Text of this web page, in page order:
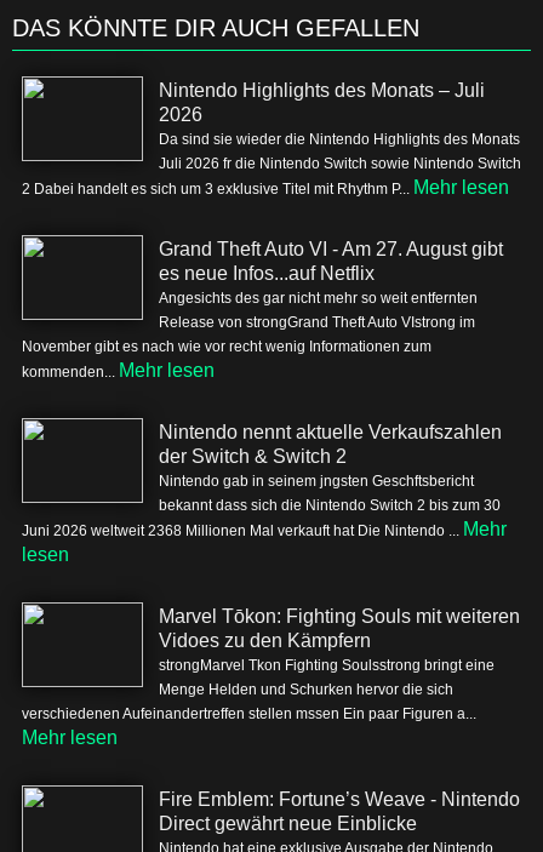
DAS KÖNNTE DIR AUCH GEFALLEN
Nintendo Highlights des Monats – Juli
2026
Da sind sie wieder die Nintendo Highlights des Monats
Juli 2026 fr die Nintendo Switch sowie Nintendo Switch
2 Dabei handelt es sich um 3 exklusive Titel mit Rhythm P... Mehr lesen
Grand Theft Auto VI - Am 27. August gibt
es neue Infos...auf Netflix
Angesichts des gar nicht mehr so weit entfernten
Release von strongGrand Theft Auto VIstrong im
November gibt es nach wie vor recht wenig Informationen zum
kommenden... Mehr lesen
Nintendo nennt aktuelle Verkaufszahlen
der Switch & Switch 2
Nintendo gab in seinem jngsten Geschftsbericht
bekannt dass sich die Nintendo Switch 2 bis zum 30
Juni 2026 weltweit 2368 Millionen Mal verkauft hat Die Nintendo ... Mehr
lesen
Marvel Tōkon: Fighting Souls mit weiteren
Vidoes zu den Kämpfern
strongMarvel Tkon Fighting Soulsstrong bringt eine
Menge Helden und Schurken hervor die sich
verschiedenen Aufeinandertreffen stellen mssen Ein paar Figuren a...
Mehr lesen
Fire Emblem: Fortune’s Weave - Nintendo
Direct gewährt neue Einblicke
Nintendo hat eine exklusive Ausgabe der Nintendo